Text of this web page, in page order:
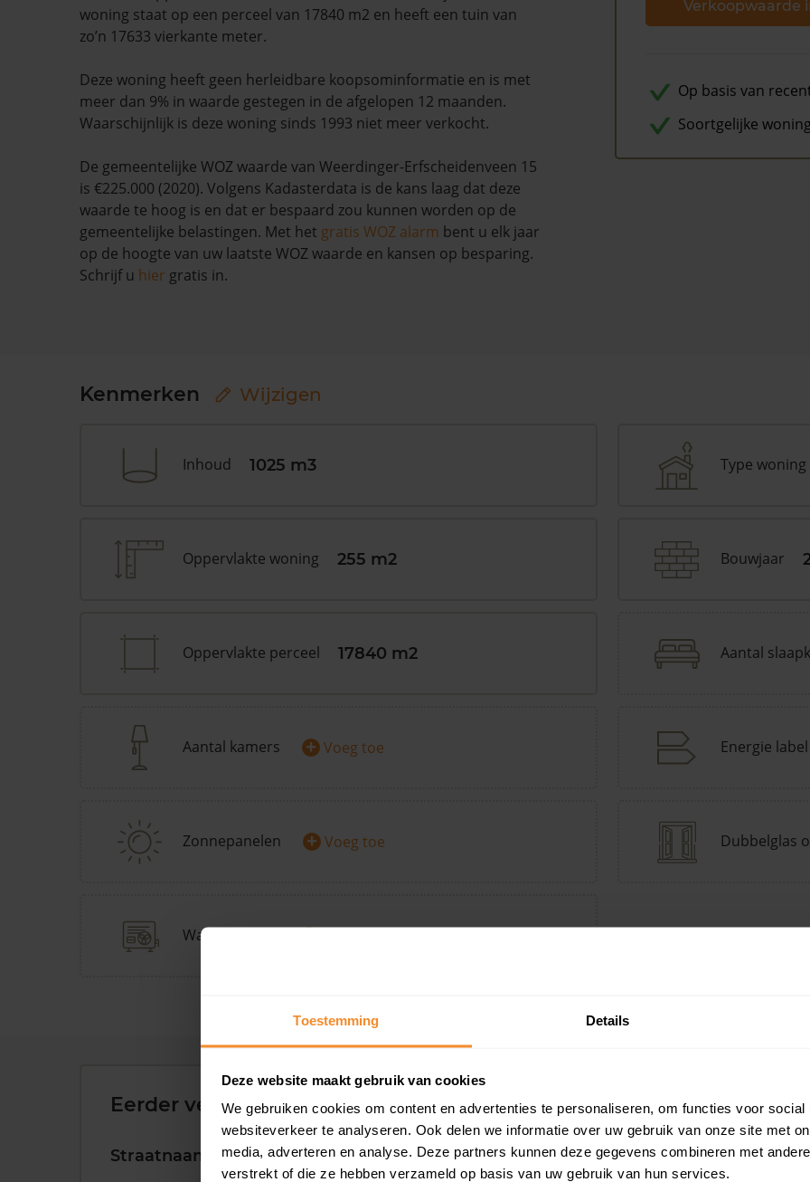
Toestemming Details
Deze website maakt gebruik van cookies
We gebruiken cookies om content en advertenties te personaliseren, om functies voor social
websiteverkeer te analyseren. Ook delen we informatie over uw gebruik van onze site met
media, adverteren en analyse. Deze partners kunnen deze gegevens combineren met
verstrekt of die ze hebben verzameld op basis van uw gebruik van hun services.
woning staat op een perceel van 17840 m2 en heeft een tuin van
zo’n 17633 vierkante meter.
Deze woning heeft geen herleidbare koopsominformatie en is met
meer dan 9% in waarde gestegen in de afgelopen 12 maanden.
Waarschijnlijk is deze woning sinds 1993 niet meer verkocht.
De gemeentelijke WOZ waarde van Weerdinger-Erfscheidenveen 15
is €225.000 (2020). Volgens Kadasterdata is de kans laag dat deze
waarde te hoog is en dat er bespaard zou kunnen worden op de
gemeentelijke belastingen. Met het gratis WOZ alarm bent u elk jaar
op de hoogte van uw laatste WOZ waarde en kansen op besparing.
Schrijf u hier gratis in.
Verkoopwaarde
Op basis van
Soortgelijke
Kenmerken Wijzigen
Inhoud 1025 m3 Type woning
Oppervlakte woning 255 m2 Bouwjaar
Oppervlakte perceel 17840 m2 Aantal
Aantal kamers + Voeg toe Energie label
Zonnepanelen + Voeg toe Dubbelglas
Warmtepomp +
Eerder verkochte woningen in de buurt
Straatnaam Huisnr. Woonoppervlak Perceel